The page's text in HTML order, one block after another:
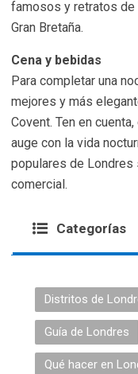
famosos y retratos
Gran Bretaña.
Cena y bebidas
Para completar una
mejores y más
Covent. Ten en
auge con la vida
populares de Londres
comercial.
Categorías
Distritos de
Guía de Londres
Qué hacer en